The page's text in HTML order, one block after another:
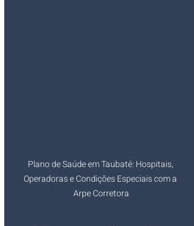
Plano de Saúde em Taubaté: Hospitais,
Operadoras e Condições Especiais com a
Arpe Corretora